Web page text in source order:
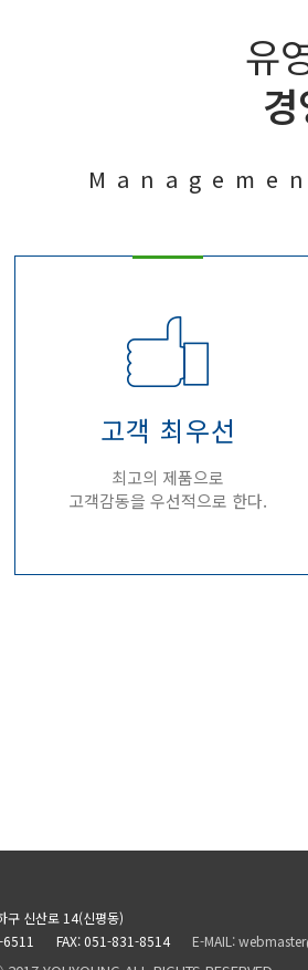
유
고객 최우선
최고의 제품으로
고객감동을 우선적으로 한다.
구 신산로 14(신평동)
FAX: 051-831-8514 E-MAIL: